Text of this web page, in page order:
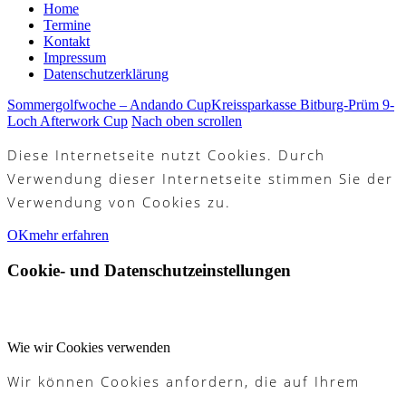
Home
Termine
Kontakt
Impressum
Datenschutzerklärung
Sommergolfwoche – Andando CupKreissparkasse Bitburg-Prüm 9-
Loch Afterwork Cup Nach oben scrollen
Diese Internetseite nutzt Cookies. Durch
Verwendung dieser Internetseite stimmen Sie der
Verwendung von Cookies zu.
OKmehr erfahren
Cookie- und Datenschutzeinstellungen
Wie wir Cookies verwenden
Wir können Cookies anfordern, die auf Ihrem